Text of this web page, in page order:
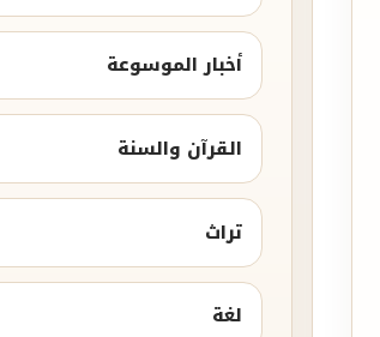
أخبار الموسوعة
القرآن والسنة
تراث
لغة